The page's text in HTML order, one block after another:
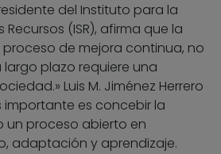
del Instituto para la
(ISR), afirma que la
de mejora continua, no
plazo requiere una
Luis M. Jiménez Herrero
importante es concebir la
un proceso abierto en
adaptación y aprendizaje.